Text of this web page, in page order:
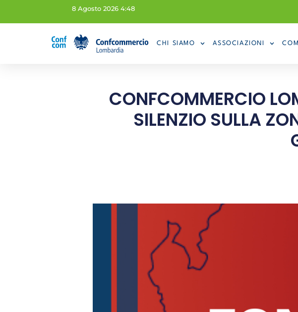
8 Agosto 2026 4:48
CHI SIAMO ASSOCIAZIONI
CONFCOMMERCIO
SILENZIO SULLA